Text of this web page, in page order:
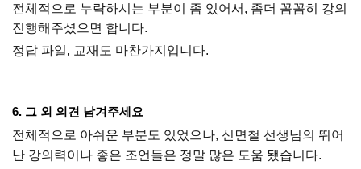
전체적으로 누락하시는 부분이 좀 있어서, 좀더 꼼꼼히 강의
진행해주셨으면 합니다.
정답 파일, 교재도 마찬가지입니다.
6. 그 외 의견 남겨주세요
전체적으로 아쉬운 부분도 있었으나, 신면철 선생님의 뛰어
난 강의력이나 좋은 조언들은 정말 많은 도움 됐습니다.